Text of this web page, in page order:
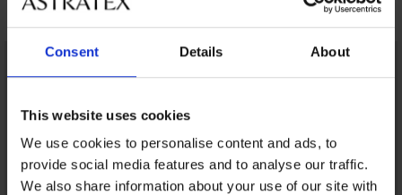
Consent Details About
This website uses cookies
We use cookies to personalise content and ads, to
provide social media features and to analyse our traffic.
We also share information about your use of our site with
Mohlo by sa vám páčiť